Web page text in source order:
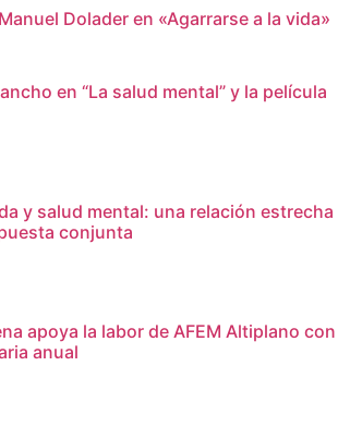
Dolader en «Agarrarse a la vida»
en “La salud mental” y la película
y salud mental: una relación estrecha
conjunta
apoya la labor de AFEM Altiplano con
anual